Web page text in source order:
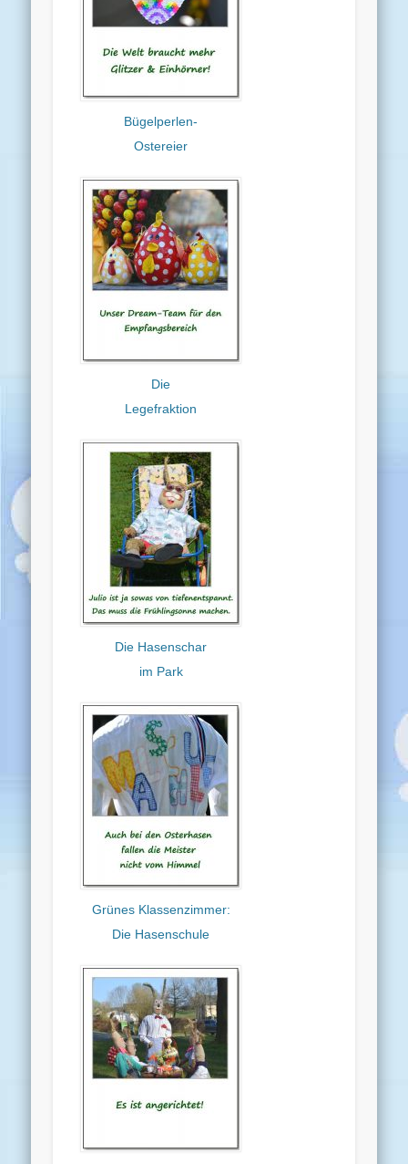
Bügelperlen-
Ostereier
Die
Legefraktion
Die Hasenschar
im Park
Grünes Klassenzimmer:
Die Hasenschule